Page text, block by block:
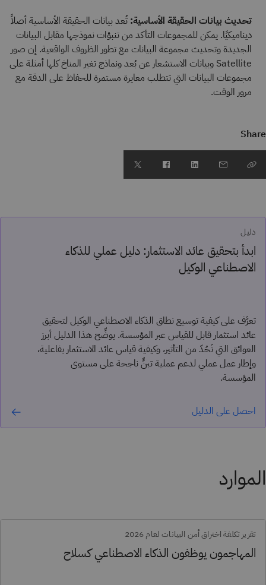
تحديث بيانات الحقيقة الأساسية: تُعد بيانات الحقيقة الأساسية أصلاً
ديناميكيًا. يمكن للمجموعات التأكد من تنبؤات نموذجها مقابل البيانات
الجديدة وتحديث مجموعة البيانات مع تطور الظروف الواقعية. إن صور
Satellite وبيانات الاستشعار عن بُعد ونماذج تغير المناخ كلها أمثلة على
مجموعات البيانات التي تتطلب معايرة مستمرة للحفاظ على الدقة مع
مرور الوقت.
Share
دليل
ابدأ بتحقيق عائد الاستثمار: دليل عملي للذكاء
الاصطناعي الوكيل
تعرَّف على كيفية توسيع نطاق الذكاء الاصطناعي الوكيل لتحقيق
عائد استثمار قابل للقياس عبر المؤسسة. يوضِّح هذا الدليل أبرز
العوائق التي تَحُدّ من التأثير، وكيفية قياس عائد الاستثمار بفاعلية،
وإطار عمل عملي لدعم عملية تبنٍّ ناجحة على مستوى
المؤسسة.
احصل على الدليل
الموارد
تقرير تكلفة اختراق أمن البيانات لعام 2026
المهاجمون يوظفون الذكاء الاصطناعي كسلاح